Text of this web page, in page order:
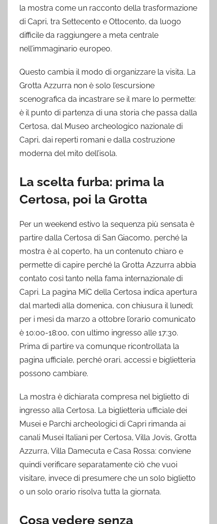
la mostra come un racconto della trasformazione
di Capri, tra Settecento e Ottocento, da luogo
difficile da raggiungere a meta centrale
nell’immaginario europeo.
Questo cambia il modo di organizzare la visita. La
Grotta Azzurra non è solo l’escursione
scenografica da incastrare se il mare lo permette:
è il punto di partenza di una storia che passa dalla
Certosa, dal Museo archeologico nazionale di
Capri, dai reperti romani e dalla costruzione
moderna del mito dell’isola.
La scelta furba: prima la
Certosa, poi la Grotta
Per un weekend estivo la sequenza più sensata è
partire dalla Certosa di San Giacomo, perché la
mostra è al coperto, ha un contenuto chiaro e
permette di capire perché la Grotta Azzurra abbia
contato così tanto nella fama internazionale di
Capri. La pagina MiC della Certosa indica apertura
dal martedì alla domenica, con chiusura il lunedì;
per i mesi da marzo a ottobre l’orario comunicato
è 10:00-18:00, con ultimo ingresso alle 17:30.
Prima di partire va comunque ricontrollata la
pagina ufficiale, perché orari, accessi e biglietteria
possono cambiare.
La mostra è dichiarata compresa nel biglietto di
ingresso alla Certosa. La biglietteria ufficiale dei
Musei e Parchi archeologici di Capri rimanda ai
canali Musei Italiani per Certosa, Villa Jovis, Grotta
Azzurra, Villa Damecuta e Casa Rossa: conviene
quindi verificare separatamente ciò che vuoi
visitare, invece di presumere che un solo biglietto
o un solo orario risolva tutta la giornata.
Cosa vedere senza